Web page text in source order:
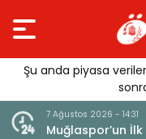
Şu anda piyasa
7 Ağustos 2026 - 14:31
Muğlaspor’un